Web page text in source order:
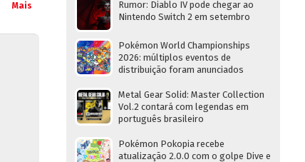
Mais
Rumor: Diablo IV pode chegar ao
Nintendo Switch 2 em setembro
Pokémon World Championships
2026: múltiplos eventos de
distribuição foram anunciados
Metal Gear Solid: Master Collection
Vol.2 contará com legendas em
português brasileiro
Pokémon Pokopia recebe
atualização 2.0.0 com o golpe Dive e